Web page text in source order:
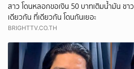
สาว โดนหลอกขอเงิน 50 บาทเติมน้ำมัน ชา
เดียวกัน ที่เดียวกัน โดนกันเยอะ
BRIGHTTV.CO.TH